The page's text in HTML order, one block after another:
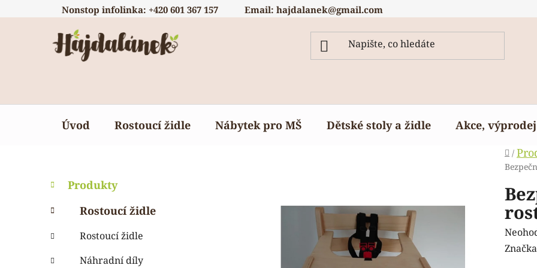
na
Nonstop infolinka: +420 601 367 157 Email: hajdalanek@gmail.com
Úvod Rostoucí židle Nábytek pro MŠ Dětské stoly a židle Akce, výprodej
Domů
/
P
o
s
r
a
Přeskočit
kategorie
K
a
t
e
g
o
r
Produkty
Rostoucí židle
Rostoucí židle
Náhradní díly